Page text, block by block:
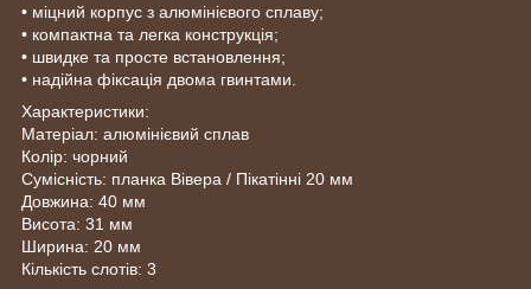
• міцний корпус з алюмінієвого сплаву;
• компактна та легка конструкція;
• швидке та просте встановлення;
• надійна фіксація двома гвинтами.
Характеристики:
Матеріал: алюмінієвий сплав
Колір: чорний
Сумісність: планка Вівера / Пікатінні 20 мм
Довжина: 40 мм
Висота: 31 мм
Ширина: 20 мм
Кількість слотів: 3